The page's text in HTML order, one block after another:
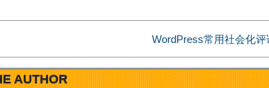
WordPress常用社会化
AUTHOR